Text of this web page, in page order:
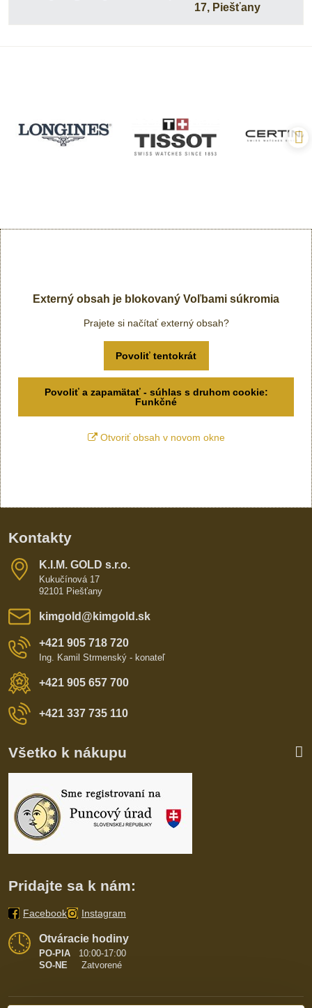
17, Piešťany
Externý obsah je blokovaný Voľbami súkromia
Prajete si načítať externý obsah?
Povoliť tentokrát
Povoliť a zapamätať - súhlas s druhom cookie:
Funkčné
Otvoriť obsah v novom okne
Kontakty
K​​.I​​.M​​. GOLD s​​.r​​.o​​.
Kukučínová 17
92101 Piešťany
kimgold​@kimgold​.sk
+421 905 718 720
Ing. Kamil Strmenský - konateľ
+421 905 657 700
+421 337 735 110
Všetko k nákupu
Pridajte sa k nám:
Facebook Instagram
Otváracie hodiny
PO-PIA
10:00-17:00
SO-NE Zatvorené